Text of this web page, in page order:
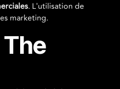
. L'utilisation de
marketing.